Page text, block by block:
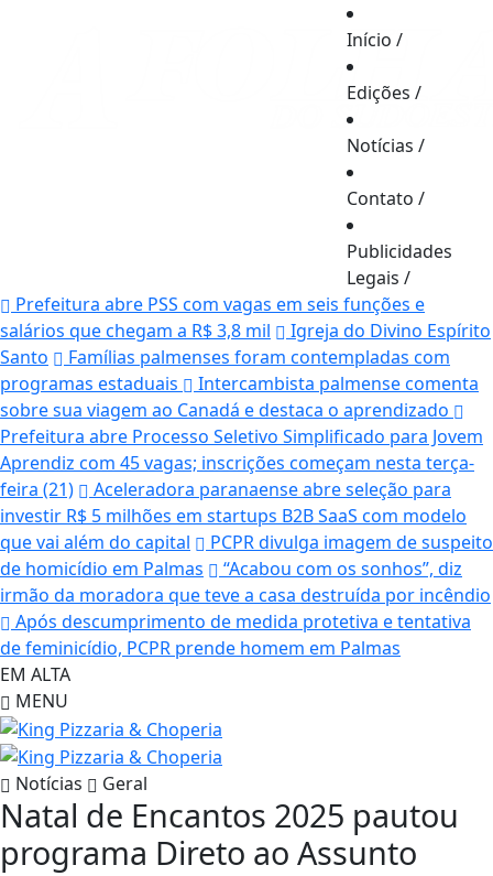
Início /
Edições /
Notícias /
Contato /
Publicidades
Legais /
Prefeitura abre PSS com vagas em seis funções e
salários que chegam a R$ 3,8 mil
Igreja do Divino Espírito
Santo
Famílias palmenses foram contempladas com
programas estaduais
Intercambista palmense comenta
sobre sua viagem ao Canadá e destaca o aprendizado
Prefeitura abre Processo Seletivo Simplificado para Jovem
Aprendiz com 45 vagas; inscrições começam nesta terça-
feira (21)
Aceleradora paranaense abre seleção para
investir R$ 5 milhões em startups B2B SaaS com modelo
que vai além do capital
PCPR divulga imagem de suspeito
de homicídio em Palmas
“Acabou com os sonhos”, diz
irmão da moradora que teve a casa destruída por incêndio
Após descumprimento de medida protetiva e tentativa
de feminicídio, PCPR prende homem em Palmas
EM ALTA
MENU
Notícias Geral
Natal de Encantos 2025 pautou
programa Direto ao Assunto